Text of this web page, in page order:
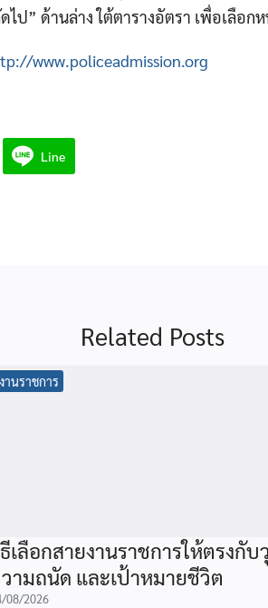
ป” ด้านล่าง ใต้ตารางอัตรา เพื่อเลือ
www.policeadmission.org
Line
Related Posts
งานราชการ
เลือกสายงานราชการให้ตรงกั
ามถนัด และเป้าหมายชีวิต
08/2026